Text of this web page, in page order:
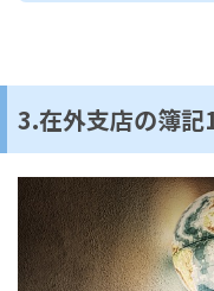
3.在外支店の簿記